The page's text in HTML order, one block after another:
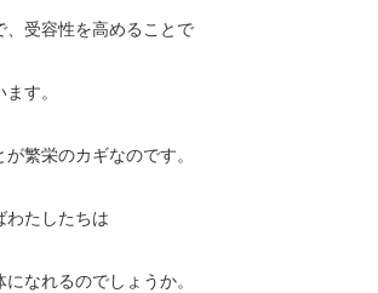
、受容性を高めることで
す。
繁栄のカギなのです。
わたしたちは
なれるのでしょうか。